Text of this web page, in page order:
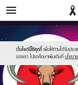
ดูดวง
เว็บไซต์นี้ใช้คุกกี้ เพื่อให้ท่านได้รับปร
ของเรา โปรดศึกษาเพิ่มเติมที่ นโยบา
//s.isanook.com/sr/0/
new-
sanook.png
//s.isanook.com/ho/0/